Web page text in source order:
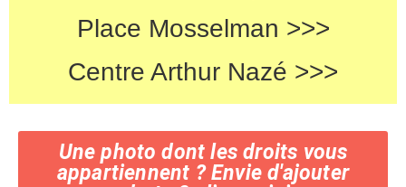
Place Mosselman >>>
Centre Arthur Nazé >>>
Une photo dont les droits vous
appartiennent ? Envie d'ajouter